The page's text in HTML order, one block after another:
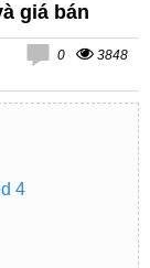
giá bán
0 3848
4